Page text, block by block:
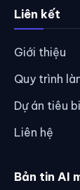
Liên kết
Giới thiệu
Quy trình
Dự án tiêu
Liên hệ
Bản tin AI